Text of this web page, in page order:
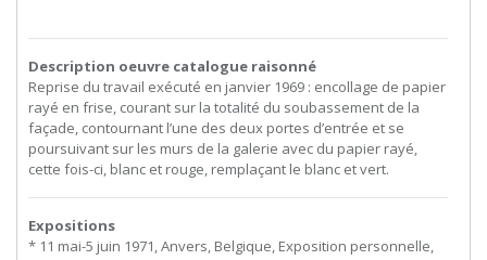
Description oeuvre catalogue raisonné
Reprise du travail exécuté en janvier 1969 : encollage de papier
rayé en frise, courant sur la totalité du soubassement de la
façade, contournant l’une des deux portes d’entrée et se
poursuivant sur les murs de la galerie avec du papier rayé,
cette fois-ci, blanc et rouge, remplaçant le blanc et vert.
Expositions
* 11 mai-5 juin 1971, Anvers, Belgique, Exposition personnelle,